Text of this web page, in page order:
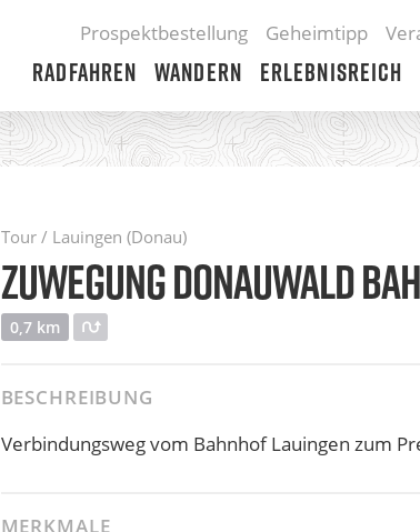
Prospektbestellung Geheimtipp
Radfahren Wandern Erlebnisreich
Tour / Lauingen (Donau)
ZUWEGUNG DONAUWALD
0,7 km
BESCHREIBUNG
Verbindungsweg vom Bahnhof Lauingen zum
MERKMALE